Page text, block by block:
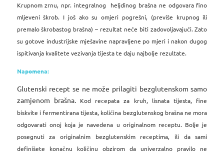
Krupnom zrnu, npr. integralnog heljdinog brašna ne odgovara fino
mljeveni škrob. I još ako su omjeri pogrešni, (previše krupnog ili
premalo škrobastog brašna) – rezultat neće biti zadovoljavajući.Zato
su gotove industrijske mješavine napravljene po mjeri i nakon dugog
ispitivanja kvalitete vezivanja tijesta te daju najbolje rezultate.
Napomena:
Glutenski recept se ne može prilagiti bezglutenskom samo
zamjenom brašna. Kod recepata za kruh, lisnata tijesta, fine
biskvite i fermentirana tijesta, količina bezglutenskog brašna ne mora
odgovarati onoj koja je navedena u originalnom receptu. Bolje je
posegnuti za originalnim bezglutenskim receptima, ili da sami
definišete konačnu količinu obzirom da univerzalno pravilo ne